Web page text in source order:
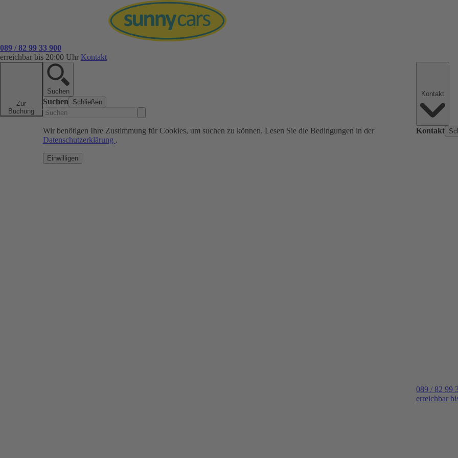
089 / 82 99 33 900
erreichbar bis 20:00 Uhr Kontakt
Zur
Buchung
Suchen
Suchen Schließen
Wir benötigen Ihre Zustimmung für Cookies, um suchen zu können. Lesen Sie die Bedingungen in der
Datenschutzerklärung .
Einwilligen
Kontakt
089 / 82 99
erreichbar